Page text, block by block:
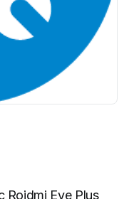
Roidmi Eve Plus